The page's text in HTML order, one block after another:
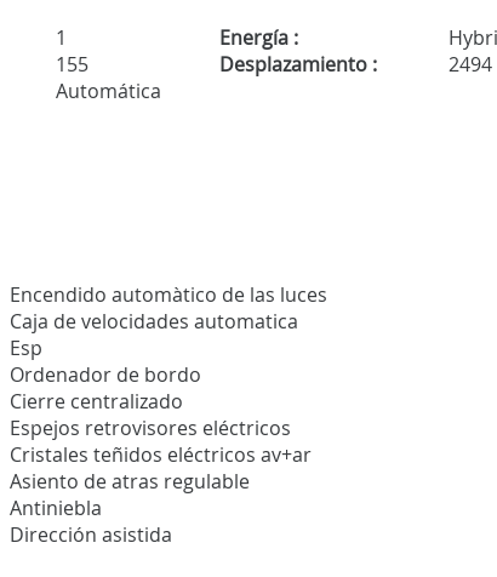
1 Energía :
155 Desplazamiento :
2494
Automática
Encendido automàtico de las luces
Caja de velocidades automatica
Esp
Ordenador de bordo
Cierre centralizado
Espejos retrovisores eléctricos
Cristales teñidos eléctricos av+ar
Asiento de atras regulable
Antiniebla
Dirección asistida